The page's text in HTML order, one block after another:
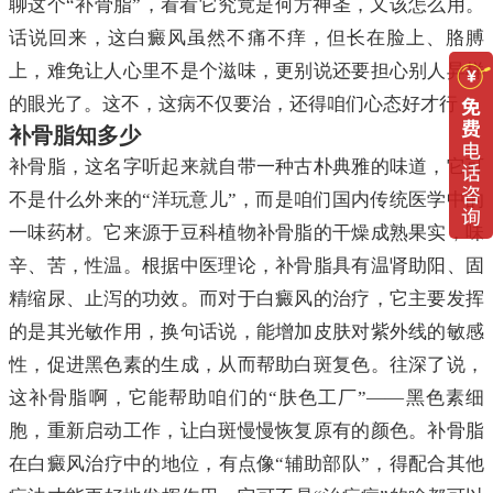
聊这个“补骨脂”，看看它究竟是何方神圣，又该怎么用。
话说回来，这白癜风虽然不痛不痒，但长在脸上、胳膊
上，难免让人心里不是个滋味，更别说还要担心别人异样
的眼光了。这不，这病不仅要治，还得咱们心态好才行！
补骨脂知多少
补骨脂，这名字听起来就自带一种古朴典雅的味道，它可
不是什么外来的“洋玩意儿”，而是咱们国内传统医学中的
一味药材。它来源于豆科植物补骨脂的干燥成熟果实，味
辛、苦，性温。根据中医理论，补骨脂具有温肾助阳、固
精缩尿、止泻的功效。而对于白癜风的治疗，它主要发挥
的是其光敏作用，换句话说，能增加皮肤对紫外线的敏感
性，促进黑色素的生成，从而帮助白斑复色。往深了说，
这补骨脂啊，它能帮助咱们的“肤色工厂”——黑色素细
胞，重新启动工作，让白斑慢慢恢复原有的颜色。补骨脂
在白癜风治疗中的地位，有点像“辅助部队”，得配合其他